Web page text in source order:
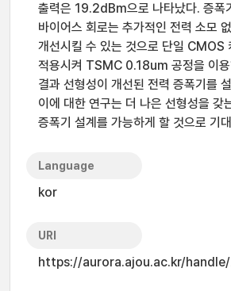
출력은 19.2dBm으로 나타났다. 증폭
바이어스 회로는 추가적인 전력 소모
개선시킬 수 있는 것으로 단일 CMOS
적용시켜 TSMC 0.18um 공정을 이용
결과 선형성이 개선된 전력 증폭기를
이에 대한 연구는 더 나은 선형성을 갖
증폭기 설계를 가능하게 할 것으로 기
Language
kor
URI
https://aurora.ajou.ac.kr/